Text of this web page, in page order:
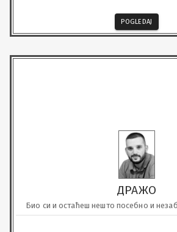
POGLEDAJ
ДРАЖО
Био си и остаћеш нешто посебно и